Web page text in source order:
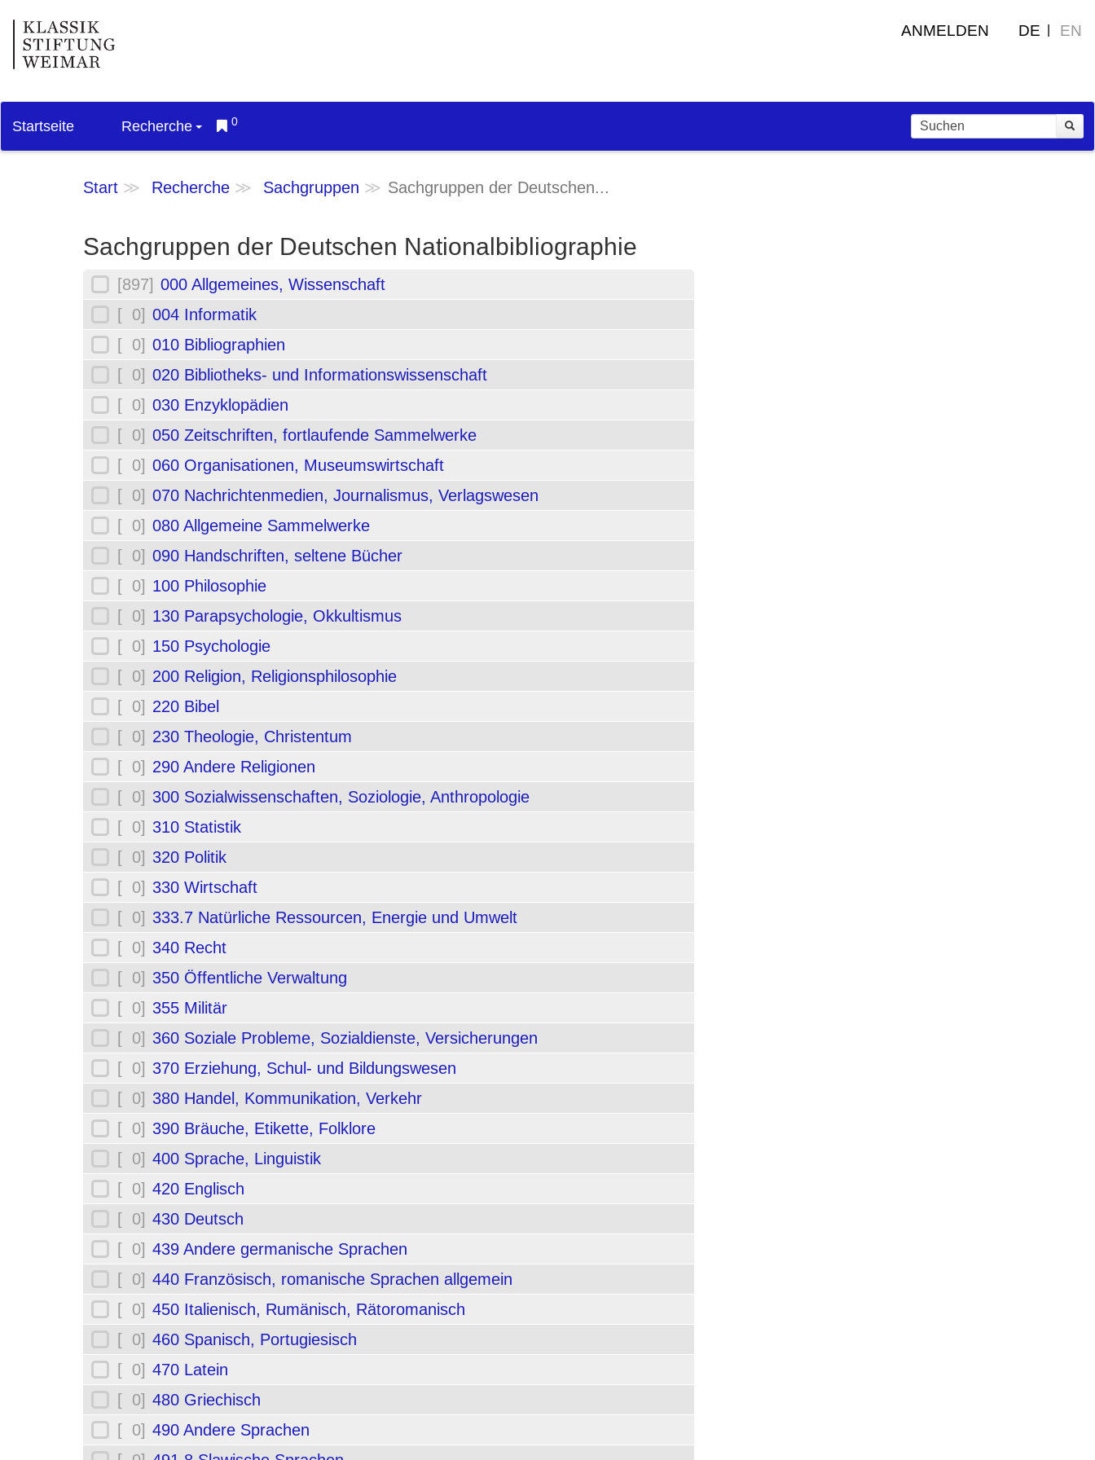
ANMELDEN DE EN
Startseite Recherche 0
Start Recherche Sachgruppen Sachgruppen der Deutschen...
Sachgruppen der Deutschen Nationalbibliographie
[897] 000 Allgemeines, Wissenschaft
[ 0] 004 Informatik
[ 0] 010 Bibliographien
[ 0] 020 Bibliotheks- und Informationswissenschaft
[ 0] 030 Enzyklopädien
[ 0] 050 Zeitschriften, fortlaufende Sammelwerke
[ 0] 060 Organisationen, Museumswirtschaft
[ 0] 070 Nachrichtenmedien, Journalismus, Verlagswesen
[ 0] 080 Allgemeine Sammelwerke
[ 0] 090 Handschriften, seltene Bücher
[ 0] 100 Philosophie
[ 0] 130 Parapsychologie, Okkultismus
[ 0] 150 Psychologie
[ 0] 200 Religion, Religionsphilosophie
[ 0] 220 Bibel
[ 0] 230 Theologie, Christentum
[ 0] 290 Andere Religionen
[ 0] 300 Sozialwissenschaften, Soziologie, Anthropologie
[ 0] 310 Statistik
[ 0] 320 Politik
[ 0] 330 Wirtschaft
[ 0] 333.7 Natürliche Ressourcen, Energie und Umwelt
[ 0] 340 Recht
[ 0] 350 Öffentliche Verwaltung
[ 0] 355 Militär
[ 0] 360 Soziale Probleme, Sozialdienste, Versicherungen
[ 0] 370 Erziehung, Schul- und Bildungswesen
[ 0] 380 Handel, Kommunikation, Verkehr
[ 0] 390 Bräuche, Etikette, Folklore
[ 0] 400 Sprache, Linguistik
[ 0] 420 Englisch
[ 0] 430 Deutsch
[ 0] 439 Andere germanische Sprachen
[ 0] 440 Französisch, romanische Sprachen allgemein
[ 0] 450 Italienisch, Rumänisch, Rätoromanisch
[ 0] 460 Spanisch, Portugiesisch
[ 0] 470 Latein
[ 0] 480 Griechisch
[ 0] 490 Andere Sprachen